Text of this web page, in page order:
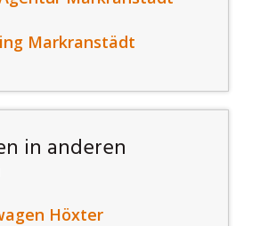
Markranstädt
in anderen
Höxter